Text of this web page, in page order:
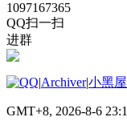
1097167365
QQ扫一扫
进群
|Archiver|小黑屋
GMT+8, 2026-8-6